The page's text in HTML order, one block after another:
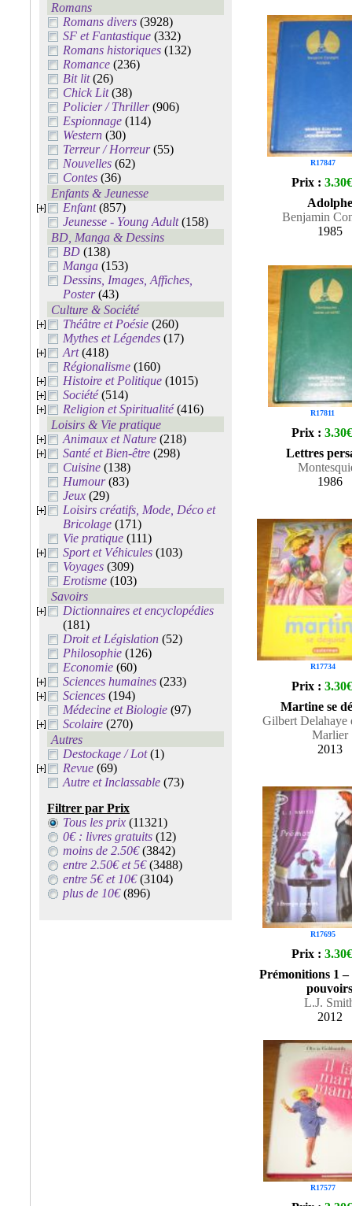
Romans
Romans divers (3928)
SF et Fantastique (332)
Romans historiques (132)
Romance (236)
Bit lit(26)
Chick Lit(38)
Policier / Thriller(906)
Espionnage (114)
Western (30)
Terreur / Horreur(55)
Nouvelles (62)
Contes (36)
Enfants & Jeunesse
Enfant(857)
Jeunesse - Young Adult(158)
BD, Manga & Dessins
BD (138)
Manga (153)
Dessins, Images, Affiches,
Poster(43)
Culture & Société
Théâtre et Poésie (260)
Mythes et Légendes (17)
Art(418)
Régionalisme (160)
Histoire et Politique (1015)
Société(514)
Religion et Spiritualité(416)
Loisirs & Vie pratique
Animaux et Nature (218)
Santé et Bien-être (298)
Cuisine (138)
Humour(83)
Jeux (29)
Loisirs créatifs, Mode, Déco et
Bricolage (171)
Vie pratique (111)
Sport et Véhicules (103)
Voyages (309)
Erotisme (103)
Savoirs
Dictionnaires et encyclopédies
(181)
Droit et Législation (52)
Philosophie (126)
Economie (60)
Sciences humaines (233)
Sciences (194)
Médecine et Biologie (97)
Scolaire (270)
Autres
Destockage / Lot(1)
Revue (69)
Autre et Inclassable (73)
Filtrer par Prix
Tous les prix (11321)
0€ : livres gratuits (12)
moins de 2.50€(3842)
entre 2.50€ et 5€(3488)
entre 5€ et 10€(3104)
plus de 10€(896)
R17847
Prix : 3.30€
Adolphe
Benjamin
1985
R17811
Prix : 3.30€
Lettres
1986
R17734
Prix : 3.30€
Martine se
Gilbert Delahaye
Marlier
2013
R17695
Prix : 3.30€
Prémonitions 1
pouvoirs
L.J.
2012
R17577